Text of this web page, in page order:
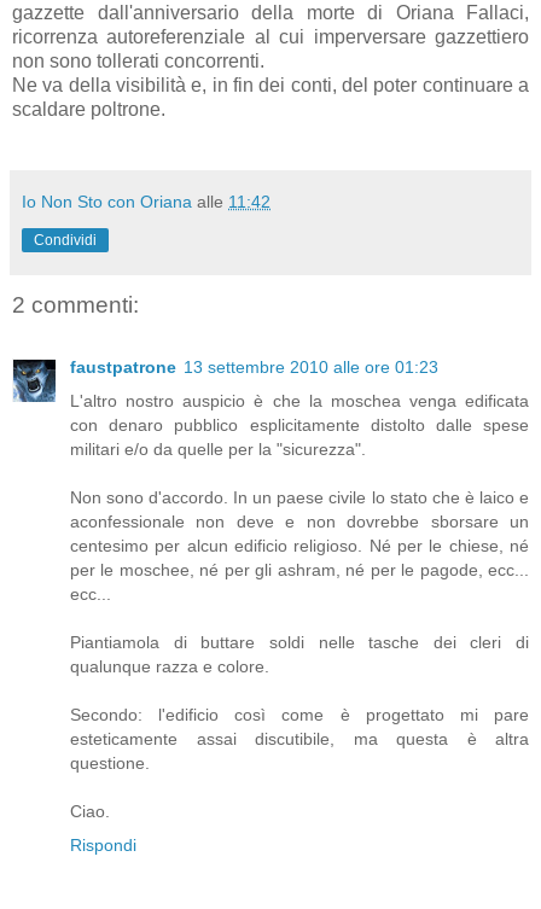
gazzette dall'anniversario della morte di Oriana Fallaci,
ricorrenza autoreferenziale al cui imperversare gazzettiero
non sono tollerati concorrenti.
Ne va della visibilità e, in fin dei conti, del poter continuare a
scaldare poltrone.
Io Non Sto con Oriana alle 11:42
Condividi
2 commenti:
faustpatrone 13 settembre 2010 alle ore 01:23
L'altro nostro auspicio è che la moschea venga edificata
con denaro pubblico esplicitamente distolto dalle spese
militari e/o da quelle per la "sicurezza".
Non sono d'accordo. In un paese civile lo stato che è laico e
aconfessionale non deve e non dovrebbe sborsare un
centesimo per alcun edificio religioso. Né per le chiese, né
per le moschee, né per gli ashram, né per le pagode, ecc...
ecc...
Piantiamola di buttare soldi nelle tasche dei cleri di
qualunque razza e colore.
Secondo: l'edificio così come è progettato mi pare
esteticamente assai discutibile, ma questa è altra
questione.
Ciao.
Rispondi